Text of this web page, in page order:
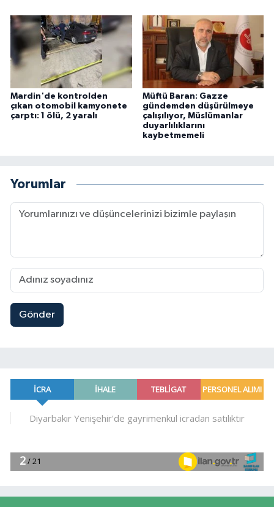
Mardin'de kontrolden
çıkan otomobil kamyonete
çarptı: 1 ölü, 2 yaralı
Müftü Baran: Gazze
gündemden düşürülmeye
çalışılıyor, Müslümanlar
duyarlılıklarını
kaybetmemeli
Yorumlar
Gönder